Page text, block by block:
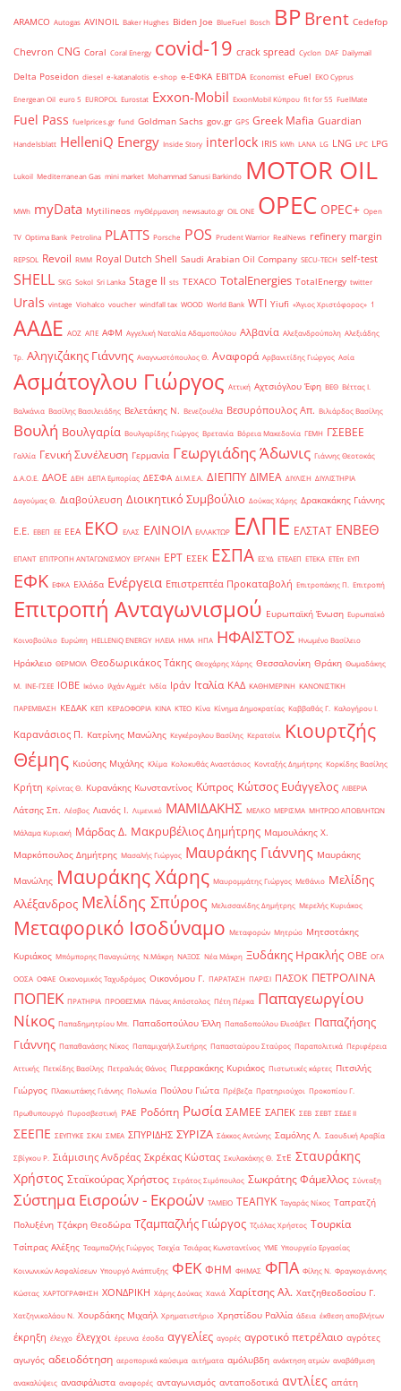
ARAMCO Autogas AVINOIL Baker Hughes Biden Joe BlueFuel Bosch BPBrent Cedefop
Chevron CNG Coral Coral Energy covid-19 crack spread Cyclon DAF Dailymail
Delta Poseidon diesel e-katanalotis e-shop e-ΕΦΚΑ EBITDA Economist eFuel EKO Cyprus
Energean Oil euro 5 EUROPOL Eurostat Exxon-Mobil ExxonMobil Κύπρου fit for 55 FuelMate
Fuel Pass fuelprices.gr fund Goldman Sachs gov.gr GPS Greek Mafia Guardian
Handelsblatt HelleniQ Energy Inside Story interlock IRIS kWh LANA LG LNG LPC LPG
Lukoil Mediterranean Gas mini market Mohammad Sanusi Barkindo MOTOR OIL
MWh myData Mytilineos myΘέρμανση newsauto.gr OIL ONE OPEC OPEC+ Open
TV Optima Bank Petrolina PLATTS Porsche POS Prudent Warrior RealNews refinery margin
REPSOL Revoil RMM Royal Dutch Shell Saudi Arabian Oil Company SECU-TECH self-test
SHELL SKG Sokol Sri Lanka Stage II sts TEXACO TotalEnergies TotalEnergy twitter
Urals vintage Viohalco voucher windfall tax WOOD World Bank WTI Yiufi «Άγιος Χριστόφορος» ΄1
ΑΑΔΕ ΑΟΖ ΑΠΕ ΑΦΜ Αγγελική Ναταλία Αδαμοπούλου Αλβανία Αλεξανδρούπολη Αλεξιάδης
Τρ. Αληγιζάκης Γιάννης Αναγνωστόπουλος Θ. Αναφορά Αρβανιτίδης Γιώργος Ασία
Ασμάτογλου Γιώργος Αττική Αχτσιόγλου Έφη ΒΕΘ Βέττας Ι.
Βαλκάνια Βασίλης Βασιλειάδης Βελετάκης Ν. Βενεζουέλα Βεσυρόπουλος Απ. Βιλιάρδος Βασίλης
Βουλή Βουλγαρία Βουλγαρίδης Γιώργος Βρετανία Βόρεια Μακεδονία ΓΕΜΗ ΓΣΕΒΕΕ
Γαλλία Γενική Συνέλευση Γερμανία Γεωργιάδης Άδωνις Γιάννης Θεοτοκάς
Δ.Α.Ο.Ε. ΔΑΟΕ ΔΕΗ ΔΕΠΑ Εμπορίας ΔΕΣΦΑ ΔΙ.Μ.Ε.Α. ΔΙΕΠΠΥ ΔΙΜΕΑ ΔΙΥΛΙΣΗ ΔΙΥΛΙΣΤΗΡΙΑ
Δαγούμας Θ. Διαβούλευση Διοικητικό Συμβούλιο Δούκας Χάρης Δρακακάκης Γιάννης
Ε.Ε. ΕΒΕΠ ΕΕ ΕΕΑ ΕΚΟ ΕΛΑΣ ΕΛΙΝΟΙΛ ΕΛΛΑΚΤΩΡ ΕΛΠΕ ΕΛΣΤΑΤ ΕΝΒΕΘ
ΕΠΑΝΤ ΕΠΙΤΡΟΠΗ ΑΝΤΑΓΩΝΙΣΜΟΥ ΕΡΓΑΝΗ ΕΡΤ ΕΣΕΚ ΕΣΠΑ ΕΣΥΔ ΕΤΕΑΕΠ ΕΤΕΚΑ ΕΤΕπ ΕΥΠ
ΕΦΚ ΕΦΚΑ Ελλάδα Ενέργεια Επιστρεπτέα Προκαταβολή Επιτροπάκης Π. Επιτροπή
Επιτροπή Ανταγωνισμού Ευρωπαϊκή Ένωση Ευρωπαϊκό
Κοινοβούλιο Ευρώπη ΗELLENiQ ENERGY ΗΛΕΙΑ ΗΜΑ ΗΠΑ ΗΦΑΙΣΤΟΣ Ηνωμένο Βασίλειο
Ηράκλειο ΘΕΡΜΟΙΛ Θεοδωρικάκος Τάκης Θεοχάρης Χάρης Θεσσαλονίκη Θράκη Θωμαδάκης
Μ. ΙΝΕ-ΓΣΕΕ ΙΟΒΕ Ικόνιο Ιλχάν Αχμέτ Ινδία Ιράν Ιταλία ΚΑΔ ΚΑΘΗΜΕΡΙΝΗ ΚΑΝΟΝΙΣΤΙΚΗ
ΠΑΡΕΜΒΑΣΗ ΚΕΔΑΚ ΚΕΠ ΚΕΡΔΟΦΟΡΙΑ ΚΙΝΑ ΚΤΕΟ Κίνα Κίνημα Δημοκρατίας Καββαθάς Γ. Καλογήρου Ι.
Καρανάσιος Π. Κατρίνης Μανώλης Κεγκέρογλου Βασίλης Κερατσίνι
Κιουρτζής
Θέμης Κιούσης Μιχάλης Κλίμα Κολοκυθάς Αναστάσιος Κονταξής Δημήτρης Κορκίδης Βασίλης
Κρήτη Κρίντας Θ. Κυρανάκης Κωνσταντίνος Κύπρος Κώτσος Ευάγγελος ΛΙΒΕΡΙΑ
Λάτσης Σπ. Λέσβος Λιανός Ι. Λιμενικό ΜΑΜΙΔΑΚΗΣ ΜΕΛΚΟ ΜΕΡΙΣΜΑ ΜΗΤΡΩΟ ΑΠΟΒΛΗΤΩΝ
Μάλαμα Κυριακή Μάρδας Δ. Μακρυβέλιος Δημήτρης Μαμουλάκης Χ.
Μαρκόπουλος Δημήτρης Μασαλής Γιώργος Μαυράκης Γιάννης Μαυράκης
Μανώλης Μαυράκης Χάρης Μαυρομμάτης Γιώργος Μεθάνιο Μελίδης
Αλέξανδρος Μελίδης Σπύρος Μελισσανίδης Δημήτρης Μερελής Κυριάκος
Μεταφορικό Ισοδύναμο Μεταφορών Μητρώο Μητσοτάκης
Κυριάκος Μπόμπορης Παναγιώτης Ν.Μάκρη ΝΑΞΟΣ Νέα Μάκρη Ξυδάκης Ηρακλής ΟΒΕ ΟΓΑ
ΟΟΣΑ ΟΦΑΕ Οικονομικός Ταχυδρόμος Οικονόμου Γ. ΠΑΡΑΤΑΣΗ ΠΑΡΙΣΙ ΠΑΣΟΚ ΠΕΤΡΟΛΙΝΑ
ΠΟΠΕΚ ΠΡΑΤΗΡΙΑ ΠΡΟΘΕΣΜΙΑ Πάνας Απόστολος Πέτη Πέρκα Παπαγεωργίου
Νίκος Παπαδημητρίου Μπ. Παπαδοπούλου Έλλη Παπαδοπούλου Ελισάβετ Παπαζήσης
Γιάννης Παπαθανάσης Νίκος Παπαμιχαήλ Σωτήρης Παπασταύρου Σταύρος Παραπολιτικά Περιφέρεια
Αττικής Πετκίδης Βασίλης Πετραλιάς Θάνος Πιερρακάκης Κυριάκος Πιστωτικές κάρτες Πιτσιλής
Γιώργος Πλακιωτάκης Γιάννης Πολωνία Πούλου Γιώτα Πρέβεζα Πρατηριούχοι Προκοπίου Γ.
Πρωθυπουργό Πυροσβεστική ΡΑΕ Ροδόπη Ρωσία ΣΑΜΕΕ ΣΑΠΕΚ ΣΕΒ ΣΕΒΤ ΣΕΔΕ ΙΙ
ΣΕΕΠΕ ΣΕΥΠΥΚΕ ΣΚΑΙ ΣΜΕΑ ΣΠΥΡΙΔΗΣ ΣΥΡΙΖΑ Σάκκος Αντώνης Σαμόλης Λ. Σαουδική Αραβία
Σβίγκου Ρ. Σιάμισιης Ανδρέας Σκρέκας Κώστας Σκυλακάκης Θ. ΣτΕ Σταυράκης
Χρήστος Σταϊκούρας Χρήστος Στράτος Σιμόπουλος Σωκράτης Φάμελλος Σύνταξη
Σύστημα Εισροών - Εκροών ΤΑΜΕΙΟ ΤΕΑΠΥΚ Ταγαράς Νίκος Ταπρατζή
Πολυξένη Τζάκρη Θεοδώρα Τζαμπαζλής Γιώργος Τζιόλας Χρήστος Τουρκία
Τσίπρας Αλέξης Τσαμπαζλής Γιώργος Τσεχία Τσιάρας Κωνσταντίνος ΥΜΕ Υπουργείο Εργασίας
Κοινωνικών Ασφαλίσεων Υπουργό Ανάπτυξης ΦΕΚ ΦΗΜ ΦΗΜΑΣ ΦΠΑ Φίλης Ν. Φραγκογιάννης
Κώστας ΧΑΡΤΟΓΡΑΦΗΣΗ ΧΟΝΔΡΙΚΗ Χάρης Δούκας Χανιά Χαρίτσης Αλ. Χατζηθεοδοσίου Γ.
Χατζηνικολάου Ν. Χουρδάκης Μιχαήλ Χρηματιστήριο Χρηστίδου Ραλλία άδεια έκθεση αποβλήτων
έκρηξη έλεγχο έλεγχοι έρευνα έσοδα αγγελίες αγορές αγροτικό πετρέλαιο αγρότες
αγωγός αδειοδότηση αεροπορικά καύσιμα αιτήματα αμόλυβδη ανάκτηση ατμών αναβάθμιση
ανακαλύψεις ανασφάλιστα αναφορές ανταγωνισμός ανταποδοτικά αντλίες απάτη